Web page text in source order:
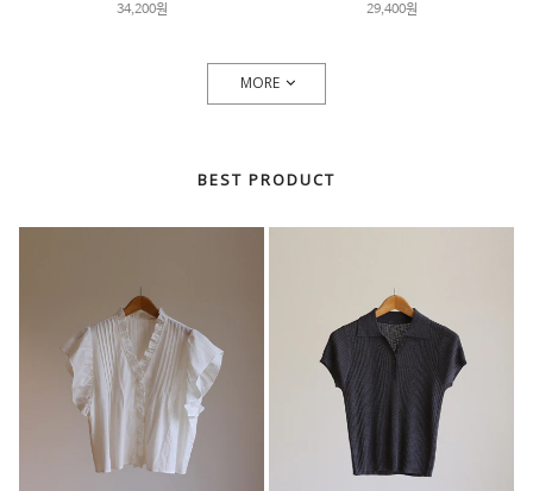
34,200원 29,400원
MORE
BEST PRODUCT